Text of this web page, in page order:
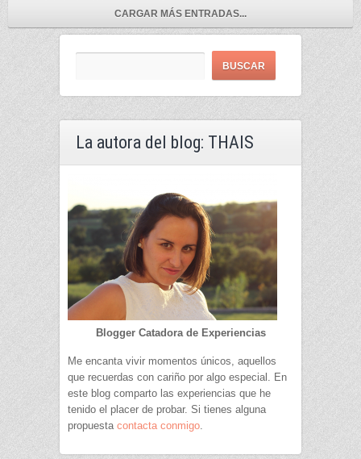
CARGAR MÁS ENTRADAS...
La autora del blog: THAIS
Blogger Catadora de Experiencias
Me encanta vivir momentos únicos, aquellos
que recuerdas con cariño por algo especial. En
este blog comparto las experiencias que he
tenido el placer de probar. Si tienes alguna
propuesta contacta conmigo